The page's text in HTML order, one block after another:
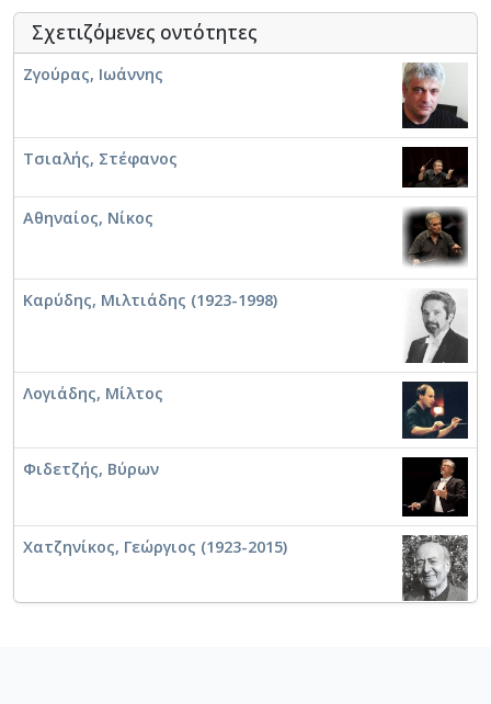
Σαξοφωνίστας
Στιχουργός
Συνθέτης
Τραγουδοποιός
Τρομπετίστας
Τσελίστας
Τυμπανίστας
Σχετιζόμενες οντότητες
Ζγούρας, Ιωάννης
Τσιαλής, Στέφανος
Αθηναίος, Νίκος
Καρύδης, Μιλτιάδης (1923-1998)
Λογιάδης, Μίλτος
Φιδετζής, Βύρων
Χατζηνίκος, Γεώργιος (1923-2015)